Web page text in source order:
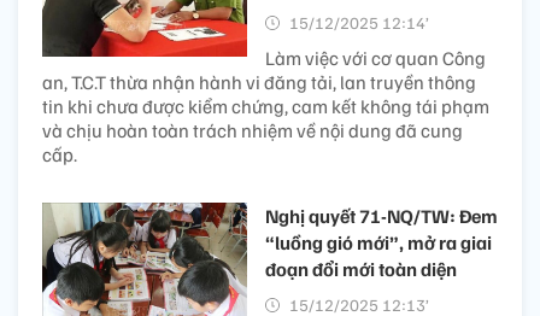
15/12/2025 12:14’
Làm việc với cơ quan Công
an, T.C.T thừa nhận hành vi đăng tải, lan truyền thông
tin khi chưa được kiểm chứng, cam kết không tái phạm
và chịu hoàn toàn trách nhiệm về nội dung đã cung
cấp.
Nghị quyết 71-NQ/TW: Đem
“luồng gió mới”, mở ra giai
đoạn đổi mới toàn diện
15/12/2025 12:13’